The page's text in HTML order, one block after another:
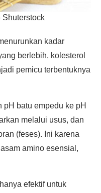
kadar
berlebih, kolesterol
pemicu terbentuknya
pH batu empedu ke pH
melalui usus, dan
(feses). Ini karena
amino esensial,
hanya efektif untuk